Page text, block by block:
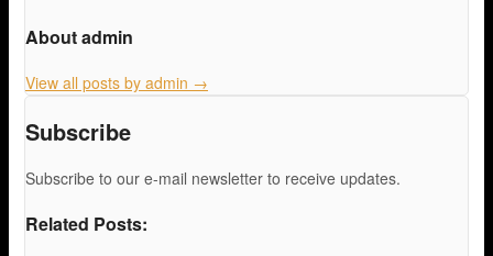
About admin
View all posts by admin →
Subscribe
Subscribe to our e-mail newsletter to receive updates.
Related Posts: